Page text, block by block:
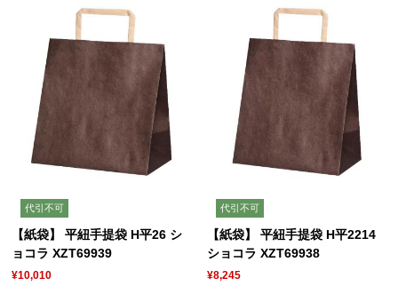
代引不可
【紙袋】 平紐手提袋 H平26 シ
ョコラ XZT69939
¥10,010
代引不可
【紙袋】 平紐手提袋 H平2214
ショコラ XZT69938
¥8,245